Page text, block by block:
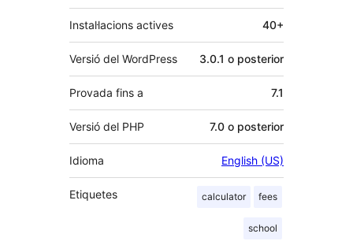
Instal·lacions actives 40+
Versió del WordPress 3.0.1 o posterior
Provada fins a 7.1
Versió del PHP 7.0 o posterior
Idioma English (US)
Etiquetes calculator fees
school